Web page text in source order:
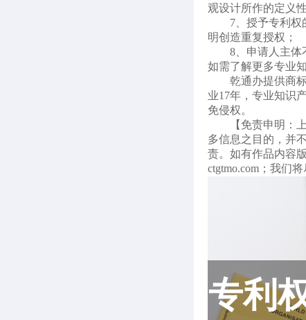
观设计所作的定义
7、授予专利
明创造重复授权；
8、申请人主体
如需了解更多专业
乾通办提供商
业17年，专业知识
免侵权。
【免责申明：
多信息之目的，并
责。如有作品内容
ctgtmo.com；我们将